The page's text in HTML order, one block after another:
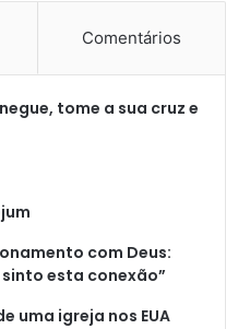
Comentários
tome a sua cruz e
com Deus:
esta conexão”
uma igreja nos EUA